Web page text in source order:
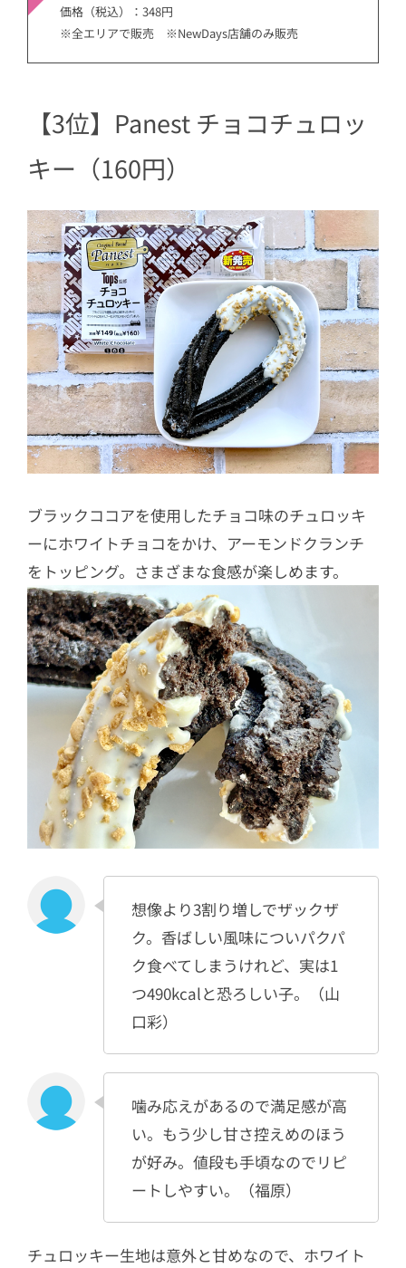
価格（税込）：348円
※全エリアで販売 ※NewDays店舗のみ販売
【3位】Panest チョコチュロッ
キー（160円）
ブラックココアを使用したチョコ味のチュロッキ
ーにホワイトチョコをかけ、アーモンドクランチ
をトッピング。さまざまな食感が楽しめます。
想像より3割り増しでザックザ
ク。香ばしい風味についパクパ
ク食べてしまうけれど、実は1
つ490kcalと恐ろしい子。（山
口彩）
噛み応えがあるので満足感が高
い。もう少し甘さ控えめのほう
が好み。値段も手頃なのでリピ
ートしやすい。（福原）
チュロッキー生地は意外と甘めなので、ホワイト